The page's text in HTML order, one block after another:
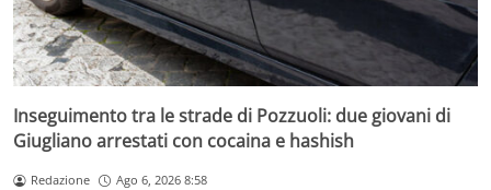
Inseguimento tra le strade di Pozzuoli: due giovani di
Giugliano arrestati con cocaina e hashish
Redazione Ago 6, 2026 8:58